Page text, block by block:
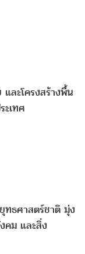
ละโครงสร้างพื้น
ะเทศ
ทธศาสตร์ชาติ มุ่ง
คม และสิ่ง